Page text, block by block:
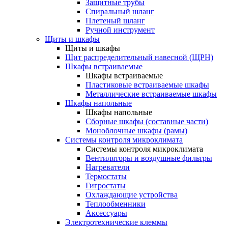
Защитные трубы
Спиральный шланг
Плетеный шланг
Ручной инструмент
Щиты и шкафы
Щиты и шкафы
Щит распределительный навесной (ЩРН)
Шкафы встраиваемые
Шкафы встраиваемые
Пластиковые встраиваемые шкафы
Металлические встраиваемые шкафы
Шкафы напольные
Шкафы напольные
Сборные шкафы (составные части)
Моноблочные шкафы (рамы)
Системы контроля микроклимата
Системы контроля микроклимата
Вентиляторы и воздушные фильтры
Нагреватели
Термостаты
Гигростаты
Охлаждающие устройства
Теплообменники
Аксессуары
Электротехнические клеммы